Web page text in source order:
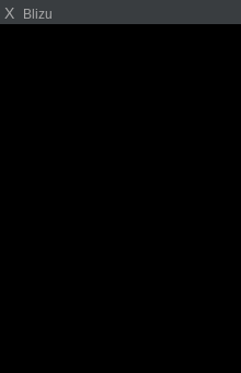
X Blizu